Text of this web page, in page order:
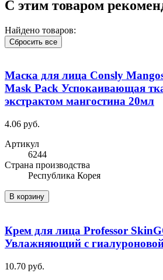
С этим товаром
Найдено товаров:
Сбросить все
Маска для лица Consly
Mask Pack Успокаивающая
экстрактом мангостина 20мл
4.06 руб.
Артикул
6244
Cтрана производства
Республика Корея
В корзину
Крем для лица Professor
Увлажняющий с
10.70 руб.